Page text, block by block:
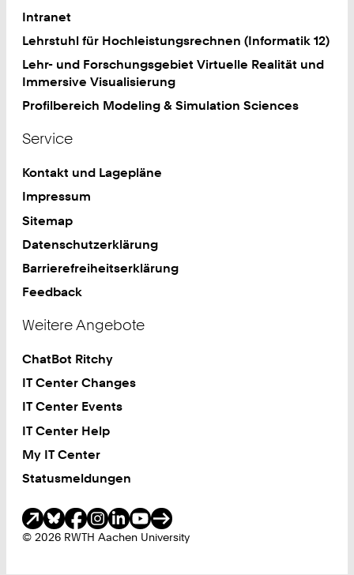
Intranet
Lehrstuhl für Hochleistungsrechnen (Informatik 12)
Lehr- und Forschungsgebiet Virtuelle Realität und
Immersive Visualisierung
Profilbereich Modeling & Simulation Sciences
Service
Kontakt und Lagepläne
Impressum
Sitemap
Datenschutzerklärung
Barrierefreiheitserklärung
Feedback
Weitere Angebote
ChatBot Ritchy
IT Center Changes
IT Center Events
IT Center Help
My IT Center
Statusmeldungen
© 2026 RWTH Aachen University
Soziale Medien